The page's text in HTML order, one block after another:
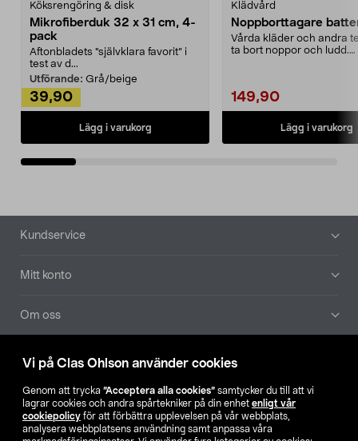
Vi på Clas Ohlson använder cookies
Genom att trycka ”Acceptera alla cookies” samtycker du till att vi
lagrar cookies och andra spårtekniker på din enhet enligt vår
cookiepolicy för att förbättra upplevelsen på vår webbplats,
analysera webbplatsens användning samt anpassa våra
Köksrengöring & disk
Mikrofiberduk 32 x 31 cm, 4-
pack
Aftonbladets "självklara favorit” i
test av d...
Utförande: Grå/beige
39,90
Lägg i varukorg
Klädvård
Noppborttagare
Vårda kläder och andra
ta bort noppor och ludd.
149,90
Lägg i varukorg
Sidfot
Kundservice
Mitt konto
Om oss
Aktuellt
Våra bolag
Hitta butik